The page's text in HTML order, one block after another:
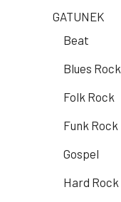
GATUNEK
Beat
Blues Rock
Folk Rock
Funk Rock
Gospel
Hard Rock